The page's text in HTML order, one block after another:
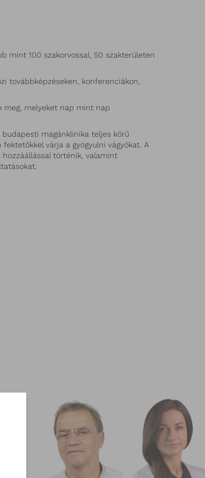
mint 100 szakorvossal, 50 szakterületen
továbbképzéseken, konferenciákon,
meg, melyeket nap mint nap
magánklinika teljes körű
várja a gyógyulni vágyókat. A
történik, valamint